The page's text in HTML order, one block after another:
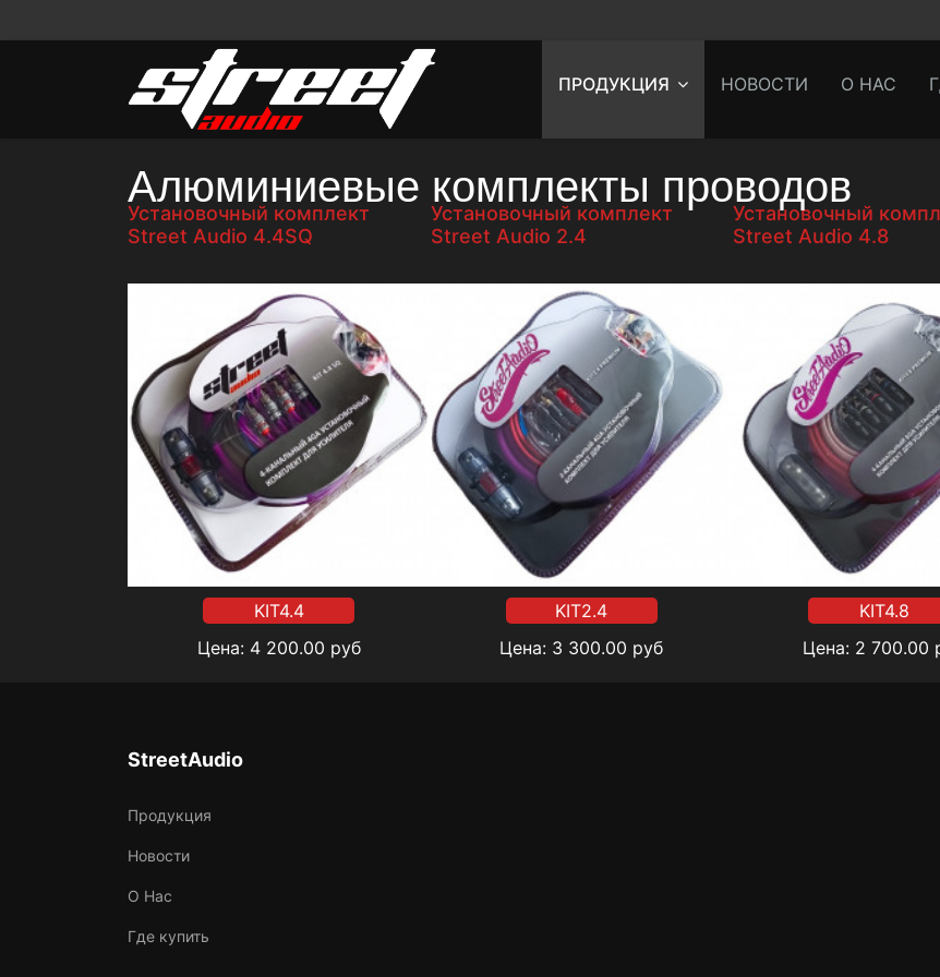
ПРОДУКЦИЯ НОВОСТИ О НАС
Алюминиевые комплекты проводов
Установочный комплект
Street Audio 4.4SQ
KIT4.4
Цена: 4 200.00 руб
Установочный комплект
Street Audio 2.4
KIT2.4
Цена: 3 300.00 руб
Установочный
Street Audio 4.8
KIT4.8
Цена: 2 700.00
StreetAudio
Продукция
Новости
О Нас
Где купить